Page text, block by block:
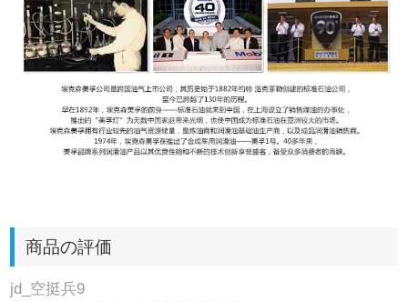
商品の評価
jd_空挺兵9